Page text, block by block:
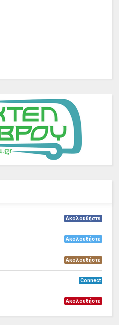
Ακολουθήστε
Ακολουθήστε
Ακολουθήστε
Connect
Ακολουθήστε